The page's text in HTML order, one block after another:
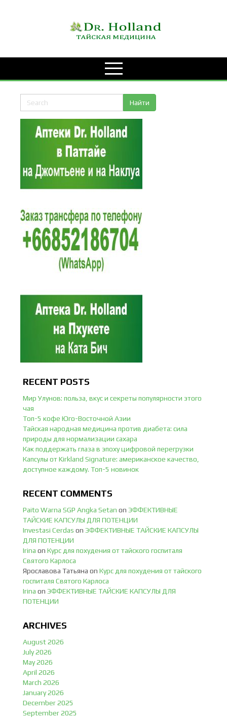
RECENT POSTS
Мир Улунов: польза, вкус и секреты популярности этого
чая
Топ-5 кофе Юго-Восточной Азии
Тайская народная медицина против диабета: сила
природы для нормализации сахара
Как поддержать глаза в эпоху цифровой перегрузки
Капсулы от Kirkland Signature: американское качество,
доступное каждому. Топ-5 новинок
RECENT COMMENTS
Paito Warna SGP Angka Setan on ЭФФЕКТИВНЫЕ
ТАЙСКИЕ КАПСУЛЫ ДЛЯ ПОТЕНЦИИ
Investasi Cerdas on ЭФФЕКТИВНЫЕ ТАЙСКИЕ КАПСУЛЫ
ДЛЯ ПОТЕНЦИИ
Irina on Курс для похудения от тайского госпиталя
Святого Карлоса
Ярославова Татьяна on Курс для похудения от тайского
госпиталя Святого Карлоса
Irina on ЭФФЕКТИВНЫЕ ТАЙСКИЕ КАПСУЛЫ ДЛЯ
ПОТЕНЦИИ
ARCHIVES
August 2026
July 2026
May 2026
April 2026
March 2026
January 2026
December 2025
September 2025